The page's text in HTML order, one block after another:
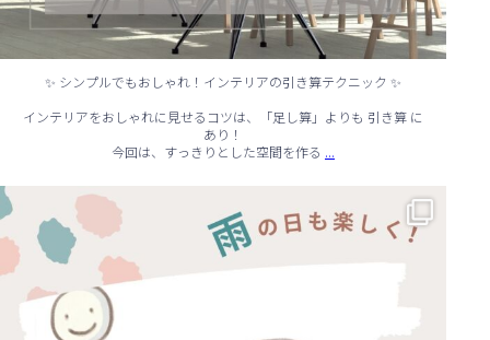
✨ シンプルでもおしゃれ！インテリアの引き算テクニック ✨
インテリアをおしゃれに見せるコツは、「足し算」よりも 引き算 に
あり！
今回は、すっきりとした空間を作る ...
☔ 雨の日でも快適に！室内でできる遊びアイデア 🌈
...